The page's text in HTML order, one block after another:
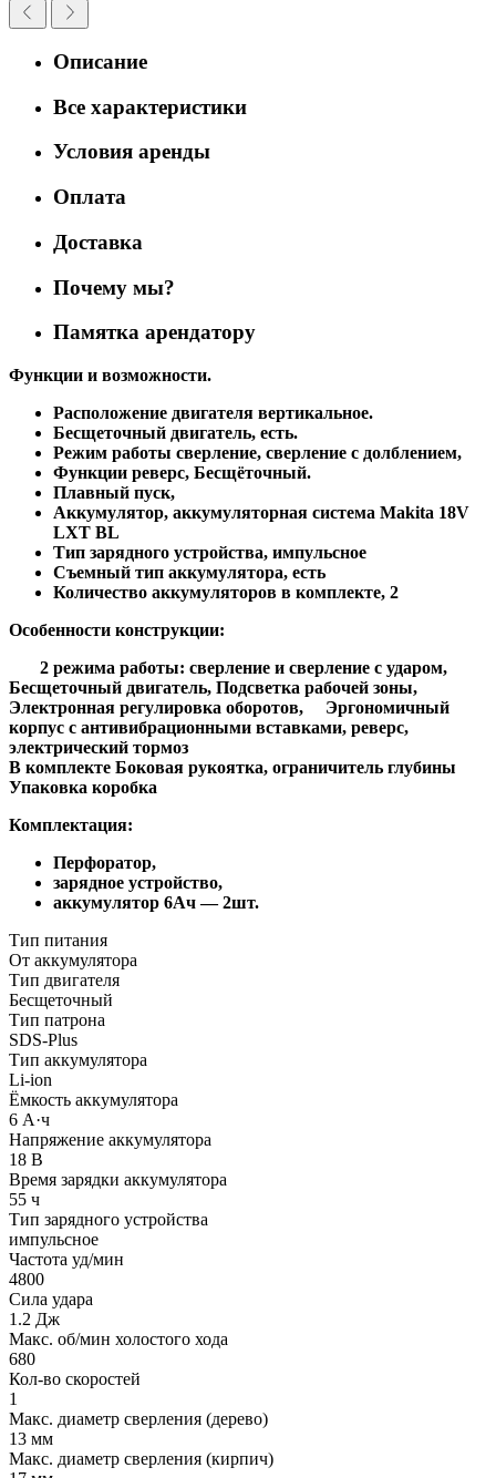
Описание
Все характеристики
Условия аренды
Оплата
Доставка
Почему мы?
Памятка арендатору
Функции и возможности.
Расположение двигателя вертикальное.
Бесщеточный двигатель, есть.
Режим работы сверление, сверление с долблением,
Функции реверс, Бесщёточный.
Плавный пуск,
Аккумулятор, аккумуляторная система Makita 18V
LXT BL
Тип зарядного устройства, импульсное
Съемный тип аккумулятора, есть
Количество аккумуляторов в комплекте, 2
Особенности конструкции:
2 режима работы: сверление и сверление с ударом,
Бесщеточный двигатель, Подсветка рабочей зоны,
Электронная регулировка оборотов, Эргономичный
корпус с антивибрационными вставками, реверс,
электрический тормоз
В комплекте Боковая рукоятка, ограничитель глубины
Упаковка коробка
Комплектация:
Перфоратор,
зарядное устройство,
аккумулятор 6Ач — 2шт.
Тип питания
От аккумулятора
Тип двигателя
Бесщеточный
Тип патрона
SDS-Plus
Тип аккумулятора
Li-ion
Ёмкость аккумулятора
6 А·ч
Напряжение аккумулятора
18 В
Время зарядки аккумулятора
55 ч
Тип зарядного устройства
импульсное
Частота уд/мин
4800
Сила удара
1.2 Дж
Макс. об/мин холостого хода
680
Кол-во скоростей
1
Макс. диаметр сверления (дерево)
13 мм
Макс. диаметр сверления (кирпич)